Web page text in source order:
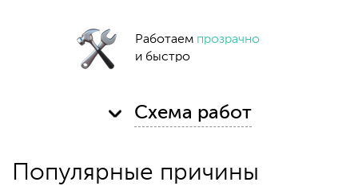
Работаем прозрачно
и быстро
Схема работ
Популярные причины